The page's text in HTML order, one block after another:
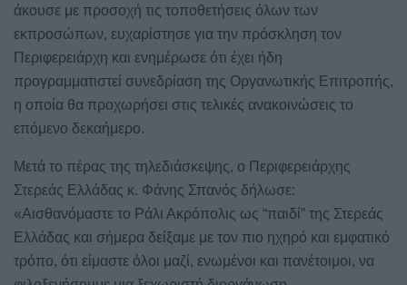
άκουσε με προσοχή τις τοποθετήσεις όλων των
εκπροσώπων, ευχαρίστησε για την πρόσκληση τον
Περιφερειάρχη και ενημέρωσε ότι έχει ήδη
προγραμματιστεί συνεδρίαση της Οργανωτικής Επιτροπής,
η οποία θα προχωρήσει στις τελικές ανακοινώσεις το
επόμενο δεκαήμερο.
Μετά το πέρας της τηλεδιάσκεψης, ο Περιφερειάρχης
Στερεάς Ελλάδας κ. Φάνης Σπανός δήλωσε:
«Αισθανόμαστε το Ράλι Ακρόπολις ως “παιδί” της Στερεάς
Ελλάδας και σήμερα δείξαμε με τον πιο ηχηρό και εμφατικό
τρόπο, ότι είμαστε όλοι μαζί, ενωμένοι και πανέτοιμοι, να